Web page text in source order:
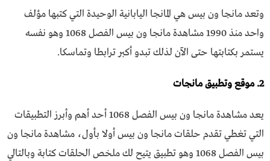
وتعد مانجا ون بيس هي المانجا اليابانية الوحيدة التي كتبها مؤلف
واحد منذ 1990 مشاهدة مانجا ون بيس الفصل 1068 وهو نفسه
يستمر بكتابتها حتى الآن لذلك تبدو أكبر ترابطا وتماسكا.
2. موقع وتطبيق مانجات
يعد مشاهدة مانجا ون بيس الفصل 1068 أحد أهم وأبرز التطبيقات
التي تغطي تقدم حلقات مانجا ون بيس أولا بأول، مشاهدة مانجا ون
بيس الفصل 1068 وهو تطبيق يتيح لك ملخص الحلقات كتابة وبالتالي